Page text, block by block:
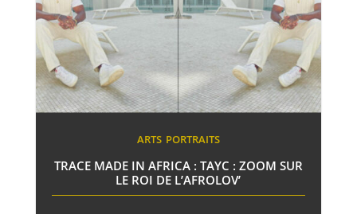
ARTS PORTRAITS
TRACE MADE IN AFRICA : TAYC : ZOOM SUR
LE ROI DE L’AFROLOV’